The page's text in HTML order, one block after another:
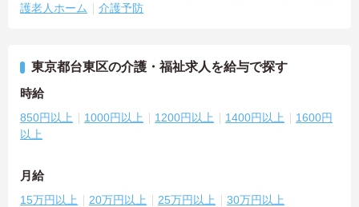
護老人ホーム
介護予防
東京都台東区の介護・福祉求人を給与で探す
時給
850円以上 1000円以上 1200円以上 1400円以上
1600円
以上
月給
15万円以上 20万円以上 25万円以上 30万円以上